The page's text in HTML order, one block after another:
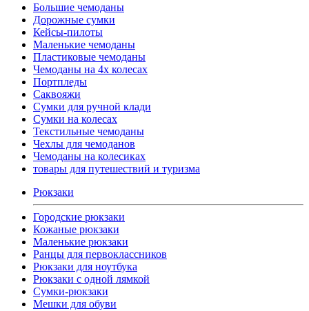
Большие чемоданы
Дорожные сумки
Кейсы-пилоты
Маленькие чемоданы
Пластиковые чемоданы
Чемоданы на 4х колесах
Портпледы
Саквояжи
Сумки для ручной клади
Сумки на колесах
Текстильные чемоданы
Чехлы для чемоданов
Чемоданы на колесиках
товары для путешествий и туризма
Рюкзаки
Городские рюкзаки
Кожаные рюкзаки
Маленькие рюкзаки
Ранцы для первоклассников
Рюкзаки для ноутбука
Рюкзаки с одной лямкой
Сумки-рюкзаки
Мешки для обуви